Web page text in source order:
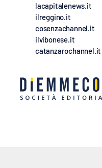
lacapitalenews.it
ilreggino.it
cosenzachannel.it
ilvibonese.it
catanzarochannel.it